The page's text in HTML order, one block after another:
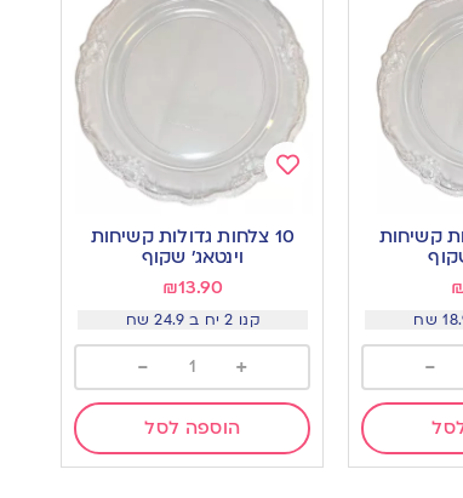
קשיחות
-
to
wishlist
10 צלחות גדולות קשיחות
וינטאג’ שקוף
₪13.90
קנו 2 יח ב 24.9 שח
+
-
הוספה לסל